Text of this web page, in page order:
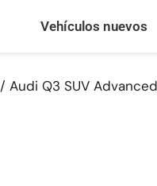
Vehículos nuevos
/ Audi Q3 SUV